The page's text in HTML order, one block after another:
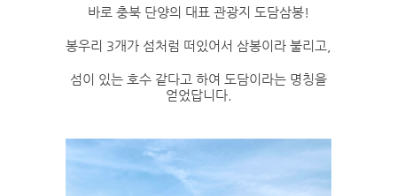
바로 충북 단양의 대표 관광지 도담삼봉!
봉우리 3개가 섬처럼 떠있어서 삼봉이라 불리고,
섬이 있는 호수 같다고 하여 도담이라는 명칭을
얻었답니다.